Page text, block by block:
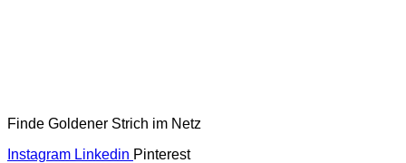
Finde Goldener Strich im Netz
Instagram Linkedin Pinterest